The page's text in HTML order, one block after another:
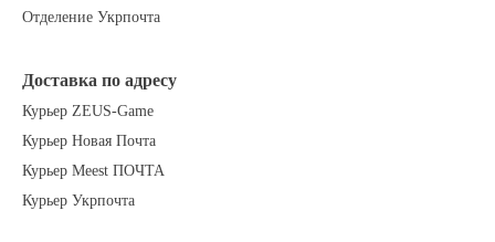
Отделение Укрпочта
Доставка по адресу
Курьер ZEUS-Game
Курьер Новая Почта
Курьер Meest ПОЧТА
Курьер Укрпочта